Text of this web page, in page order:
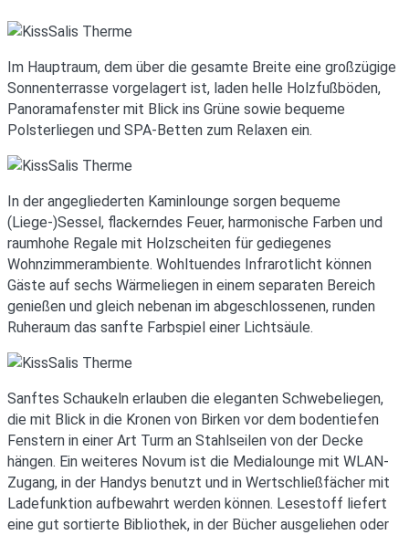
Im Hauptraum, dem über die gesamte Breite eine großzügige
Sonnenterrasse vorgelagert ist, laden helle Holzfußböden,
Panoramafenster mit Blick ins Grüne sowie bequeme
Polsterliegen und SPA-Betten zum Relaxen ein.
In der angegliederten Kaminlounge sorgen bequeme
(Liege-)Sessel, flackerndes Feuer, harmonische Farben und
raumhohe Regale mit Holzscheiten für gediegenes
Wohnzimmerambiente. Wohltuendes Infrarotlicht können
Gäste auf sechs Wärmeliegen in einem separaten Bereich
genießen und gleich nebenan im abgeschlossenen, runden
Ruheraum das sanfte Farbspiel einer Lichtsäule.
Sanftes Schaukeln erlauben die eleganten Schwebeliegen,
die mit Blick in die Kronen von Birken vor dem bodentiefen
Fenstern in einer Art Turm an Stahlseilen von der Decke
hängen. Ein weiteres Novum ist die Medialounge mit WLAN-
Zugang, in der Handys benutzt und in Wertschließfächer mit
Ladefunktion aufbewahrt werden können. Lesestoff liefert
eine gut sortierte Bibliothek, in der Bücher ausgeliehen oder